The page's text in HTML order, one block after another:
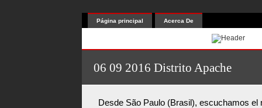
Página principal Acerca De
06 09 2016 Distrito Apache
Desde São Paulo (Brasil), escuchamos el